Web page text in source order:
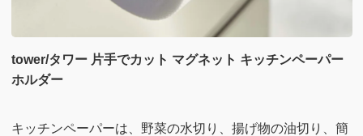
tower/タワー 片手でカット マグネット キッチンペーパー
ホルダー
キッチンペーパーは、野菜の水切り、揚げ物の油切り、簡